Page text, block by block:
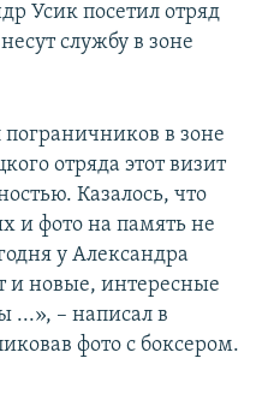
Усик посетил отряд
службу в зоне
в зоне
отряда этот визит
Казалось, что
и фото на память не
у Александра
и новые, интересные
...», – написал в
фото с боксером.